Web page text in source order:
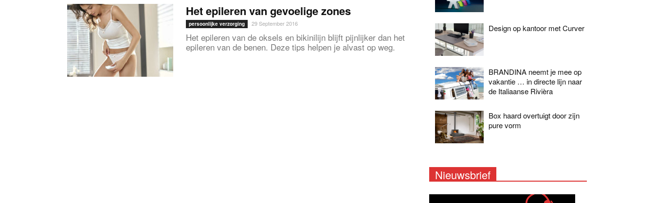
Het epileren van gevoelige zones
persoonlijke verzorging 29 September 2016
Het epileren van de oksels en bikinilijn blijft pijnlijker dan het
epileren van de benen. Deze tips helpen je alvast op weg.
Design op kantoor met Curver
BRANDINA neemt je mee op
vakantie … in directe lijn naar
de Italiaanse Rivièra
Box haard overtuigt door zijn
pure vorm
Nieuwsbrief